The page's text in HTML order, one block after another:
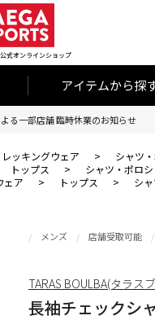
式オンラインショップ
アイテムから探
る一部店舗 臨時休業のお知らせ
ッキングウェア > シャツ
トップス > シャツ・ポロ
ェア > トップス > シ
メンズ 店舗受取可能
長袖チェックシ
TARAS BOULBA(タラス